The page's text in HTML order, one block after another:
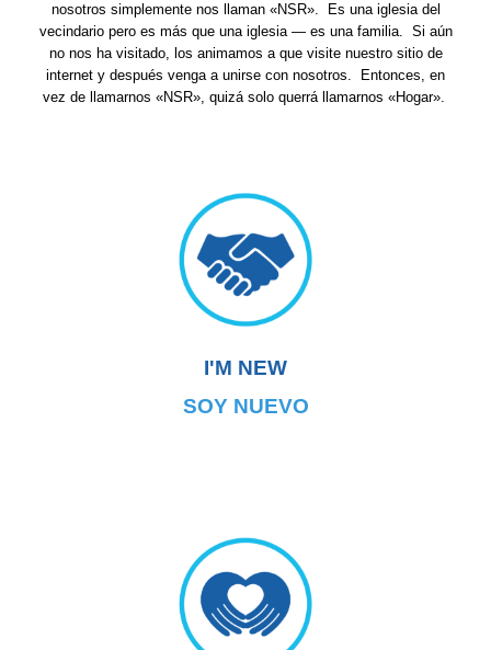
nosotros simplemente nos llaman «NSR». Es una iglesia del
vecindario pero es más que una iglesia — es una familia. Si aún
no nos ha visitado, los animamos a que visite nuestro sitio de
internet y después venga a unirse con nosotros. Entonces, en
vez de llamarnos «NSR», quizá solo querrá llamarnos «Hogar».
I'M NEW
SOY NUEVO